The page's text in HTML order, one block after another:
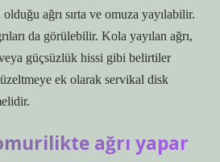
ağrı sırta ve omuza yayılabilir.
da görülebilir. Kola yayılan ağrı,
güçsüzlük hissi gibi belirtiler
ek olarak servikal disk
ağrı yapar